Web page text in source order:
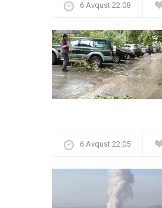
6 Avqust 22:08
6 Avqust 22:05